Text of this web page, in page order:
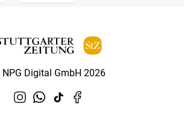
Digital GmbH 2026